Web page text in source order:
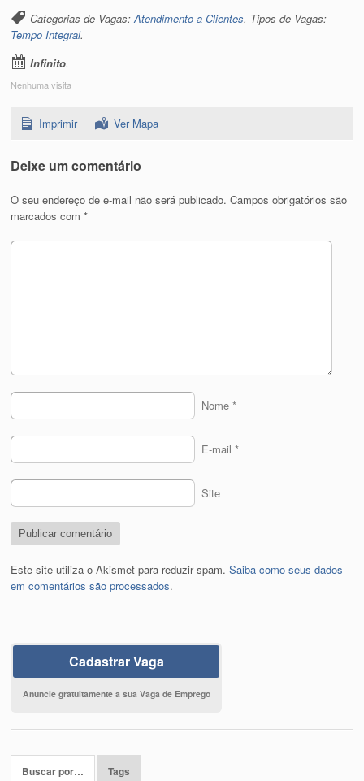
Categorias de Vagas:Atendimento a Clientes. Tipos de Vagas:
Tempo Integral.
Infinito.
Nenhuma visita
Imprimir Ver Mapa
Deixe um comentário
O seu endereço de e-mail não será publicado. Campos obrigatórios são
marcados com*
Nome *
E-mail *
Site
Este site utiliza o Akismet para reduzir spam.Saiba como seus dados
em comentários são processados.
Cadastrar Vaga
Anuncie gratuitamente a sua Vaga de Emprego
Buscar por… Tags